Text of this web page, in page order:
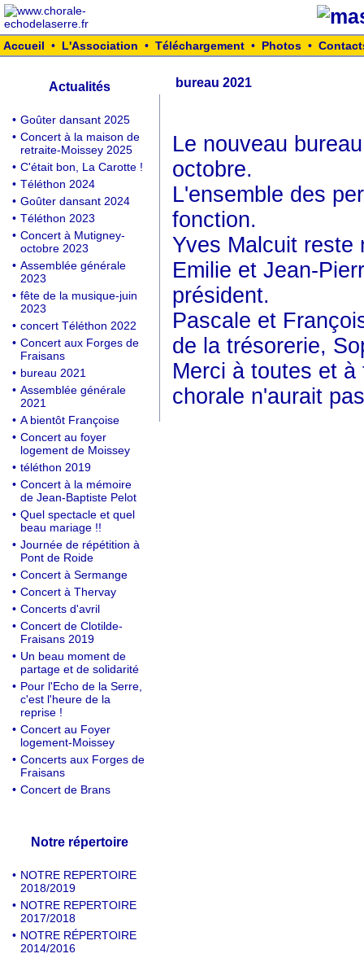
Accueil • L'Association • Téléchargement • Photos •
Actualités
• Goûter dansant 2025
• Concert à la maison de
retraite-Moissey 2025
• C'était bon, La Carotte !
• Téléthon 2024
• Goûter dansant 2024
• Téléthon 2023
• Concert à Mutigney-
octobre 2023
• Assemblée générale
2023
• fête de la musique-juin
2023
• concert Téléthon 2022
• Concert aux Forges de
Fraisans
• bureau 2021
• Assemblée générale
2021
• A bientôt Françoise
• Concert au foyer
logement de Moissey
• téléthon 2019
• Concert à la mémoire
de Jean-Baptiste Pelot
• Quel spectacle et quel
beau mariage !!
• Journée de répétition à
Pont de Roide
• Concert à Sermange
• Concert à Thervay
• Concerts d'avril
• Concert de Clotilde-
Fraisans 2019
• Un beau moment de
partage et de solidarité
• Pour l'Echo de la Serre,
c'est l'heure de la
reprise !
• Concert au Foyer
logement-Moissey
• Concerts aux Forges de
Fraisans
• Concert de Brans
Notre répertoire
• NOTRE REPERTOIRE
2018/2019
• NOTRE REPERTOIRE
2017/2018
• NOTRE RÉPERTOIRE
2014/2016
bureau 2021
Le nouveau
octobre.
L'ensemble des
fonction.
Yves Malcuit reste
Emilie et Jean-
président.
Pascale et
de la trésorerie,
Merci à toutes et
chorale n'aurait